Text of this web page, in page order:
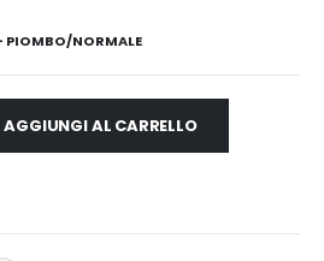
PIOMBO/NORMALE
AGGIUNGI AL CARRELLO